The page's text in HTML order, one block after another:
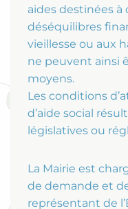
aides destinées
déséquilibres
vieillesse ou aux
ne peuvent ainsi
moyens.
Les conditions
d’aide social
législatives ou
La Mairie est
de demande et
représentant de